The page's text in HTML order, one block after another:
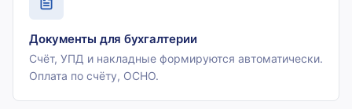
Документы для бухгалтерии
Счёт, УПД и накладные формируются автоматически.
Оплата по счёту, ОСНО.